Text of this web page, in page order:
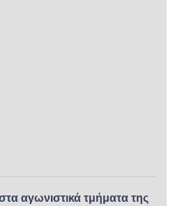
αγωνιστικά τμήματα της